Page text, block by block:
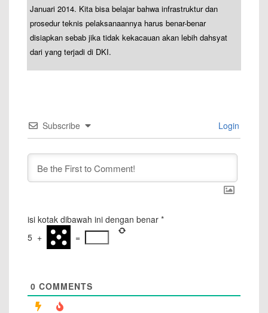
Januari 2014. Kita bisa belajar bahwa infrastruktur dan
prosedur teknis pelaksanaannya harus benar-benar
disiapkan sebab jika tidak kekacauan akan lebih dahsyat
dari yang terjadi di DKI.
Subscribe Login
isi kotak dibawah ini dengan benar *
5 + =
0 COMMENTS